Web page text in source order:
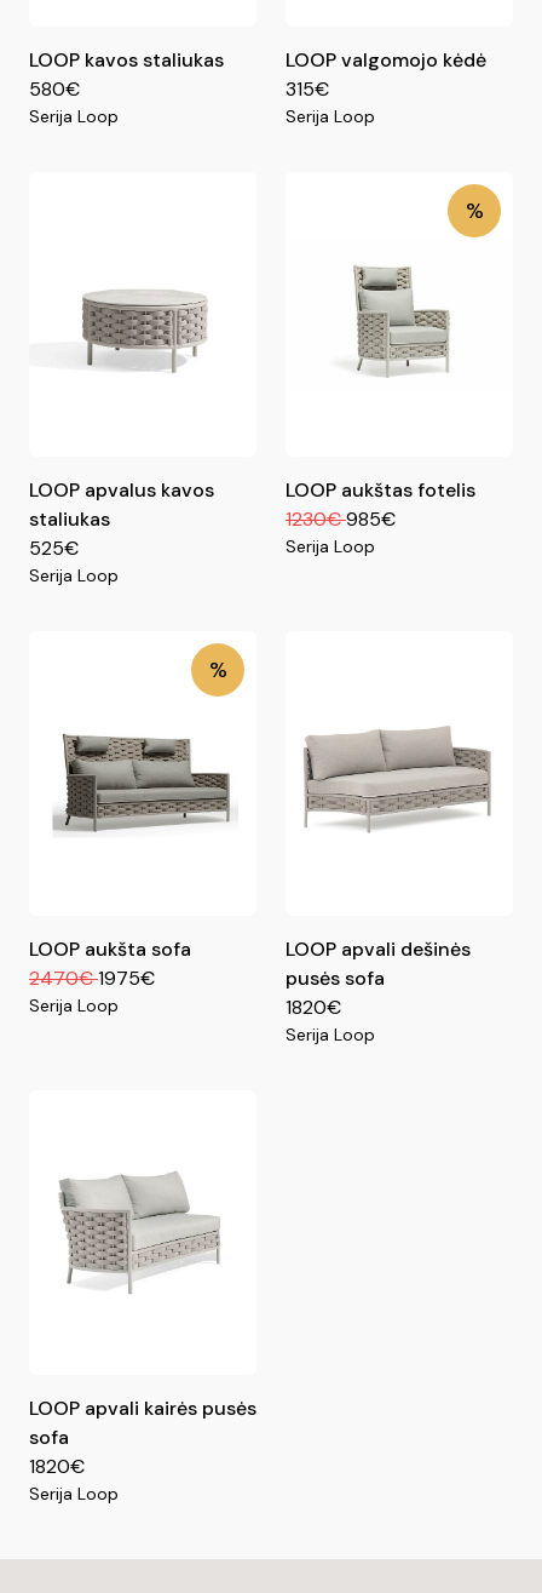
LOOP kavos staliukas
580€
Serija Loop
LOOP valgomojo kėdė
315€
Serija Loop
LOOP apvalus kavos
staliukas
525€
Serija Loop
%
LOOP aukštas fotelis
1230€985€
Serija Loop
%
LOOP aukšta sofa
2470€1975€
Serija Loop
LOOP apvali dešinės
pusės sofa
1820€
Serija Loop
LOOP apvali kairės pusės
sofa
1820€
Serija Loop